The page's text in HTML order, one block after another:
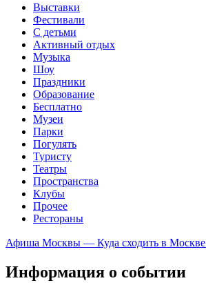
Выставки
Фестивали
С детьми
Активный отдых
Музыка
Шоу
Праздники
Образование
Бесплатно
Музеи
Парки
Погулять
Туристу
Театры
Пространства
Клубы
Прочее
Рестораны
Афиша Москвы — Куда сходить в Москве
Информация о событии